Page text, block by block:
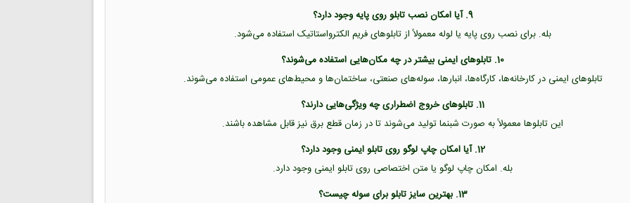
9. آیا امکان نصب تابلو روی پایه وجود دارد؟
بله. برای نصب روی پایه یا لوله معمولاً از تابلوهای فریم الکترواستاتیک استفاده می‌شود.
10. تابلوهای ایمنی بیشتر در چه مکان‌هایی استفاده می‌شوند؟
تابلوهای ایمنی در کارخانه‌ها، کارگاه‌ها، انبارها، سوله‌های صنعتی، ساختمان‌ها و محیط‌های عمومی استفاده می‌شوند.
11. تابلوهای خروج اضطراری چه ویژگی‌هایی دارند؟
این تابلوها معمولاً به صورت شبنما تولید می‌شوند تا در زمان قطع برق نیز قابل مشاهده باشند.
12. آیا امکان چاپ لوگو روی تابلو ایمنی وجود دارد؟
بله. امکان چاپ لوگو یا متن اختصاصی روی تابلو ایمنی وجود دارد.
13. بهترین سایز تابلو برای سوله چیست؟